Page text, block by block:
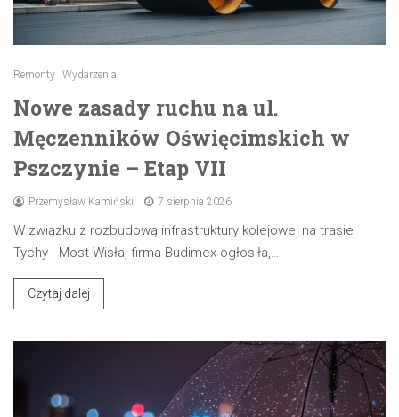
Remonty Wydarzenia
Nowe zasady ruchu na ul.
Męczenników Oświęcimskich w
Pszczynie – Etap VII
Przemysław Kamiński 7 sierpnia 2026
W związku z rozbudową infrastruktury kolejowej na trasie
Tychy - Most Wisła, firma Budimex ogłosiła,…
Czytaj dalej